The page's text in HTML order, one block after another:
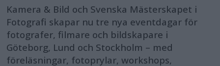
Kamera & Bild och Svenska Mästerskapet i
Fotografi skapar nu tre nya eventdagar för
fotografer, filmare och bildskapare i
Göteborg, Lund och Stockholm – med
föreläsningar, fotoprylar, workshops,